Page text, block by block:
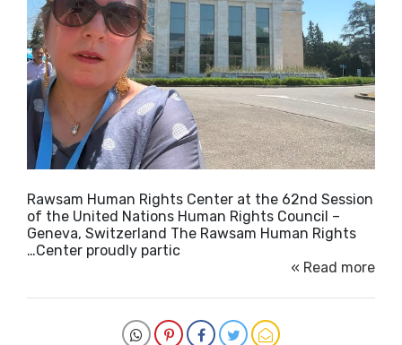
Rawsam Human Rights Center at the 62nd Session
of the United Nations Human Rights Council –
Geneva, Switzerland The Rawsam Human Rights
Center proudly partic…
Read more »